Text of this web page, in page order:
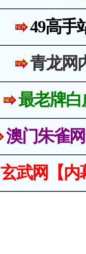
49高手
青龙网
最老牌白
澳门朱雀
玄武网【